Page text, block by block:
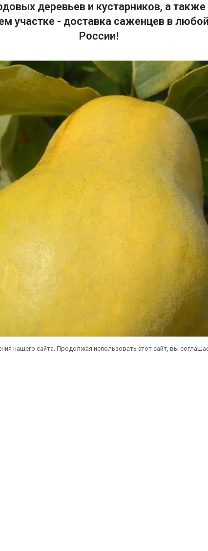
деревьев и кустарников, а также
участке - доставка саженцев в
России!
нашего сайта. Продолжая использовать этот сайт, вы